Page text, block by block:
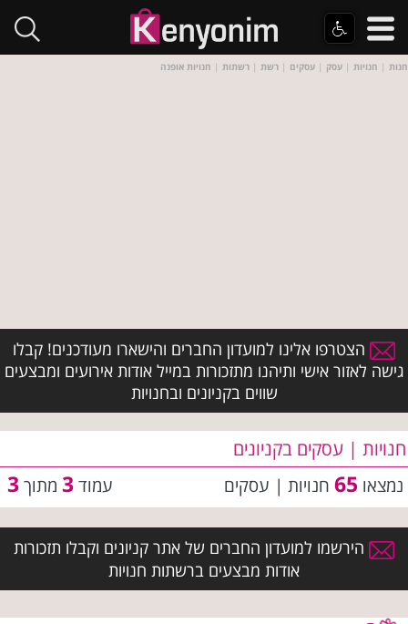
חנות | חנויות | עסק | עסקים | רשת | רשתות | חנויות אופנה
הצטרפו אלינו למועדון החברים והישארו מעודכנים! קבלו
גישה לאזור אישי ותיהנו מתזכורות במייל אודות אירועים ומבצעים
שווים בקניונים ובחנויות
חנויות | עסקים בקניונים
עמוד3 מתוך3 נמצאו 65 חנויות | עסקים
הירשמו למועדון החברים של אתר קניונים וקבלו תזכורות
אודות מבצעים ברשתות חנויות